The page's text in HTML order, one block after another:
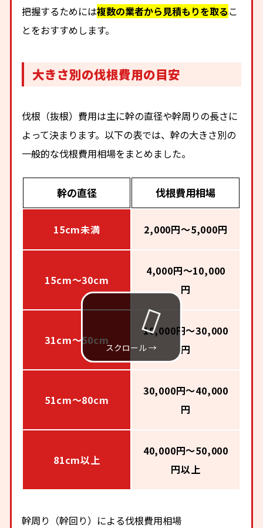
把握するためには複数の業者から見積もりを取るこ
とをおすすめします。
大きさ別の伐根費用の目安
伐根（抜根）費用は主に幹の直径や幹周りの長さに
よって決まります。以下の表では、幹の大きさ別の
一般的な伐根費用相場をまとめました。
幹の直径 伐根費用相場
15cm未満 2,000円～5,000円
15cm～30cm
4,000円～10,000
円
31cm～50cm
10,000円～30,000
円
51cm～80cm
30,000円～40,000
円
81cm以上
40,000円～50,000
円以上
幹周り（幹回り）による伐根費用相場